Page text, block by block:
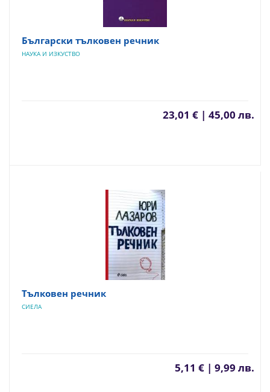
Български тълковен речник
НАУКА И ИЗКУСТВО
23,01 € | 45,00 лв.
Тълковен речник
СИЕЛА
5,11 € | 9,99 лв.